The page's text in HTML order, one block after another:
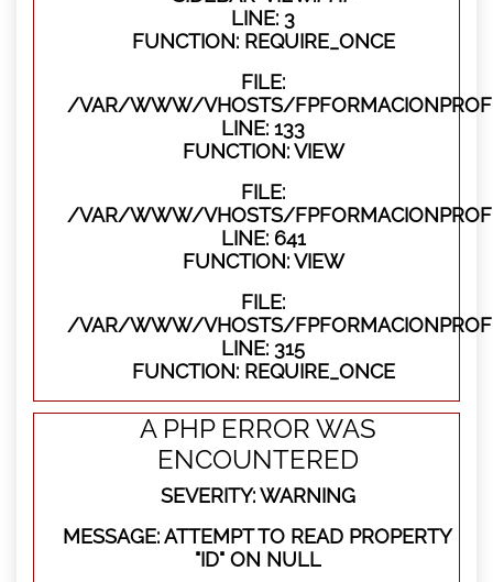
LINE: 3
FUNCTION: REQUIRE_ONCE
FILE:
/VAR/WWW/VHOSTS/
LINE: 133
FUNCTION: VIEW
FILE:
/VAR/WWW/VHOSTS/
LINE: 641
FUNCTION: VIEW
FILE:
/VAR/WWW/VHOSTS/
LINE: 315
FUNCTION: REQUIRE_ONCE
A PHP ERROR WAS
ENCOUNTERED
SEVERITY: WARNING
MESSAGE: ATTEMPT TO READ PROPERTY
"ID" ON NULL